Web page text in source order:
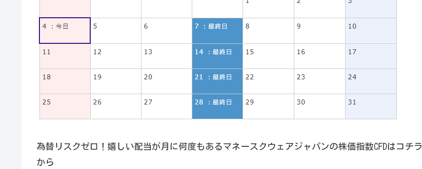
為替リスクゼロ！嬉しい配当が月に何度もあるマネースクウェアジャパンの株価指数CFDはコチラ
から